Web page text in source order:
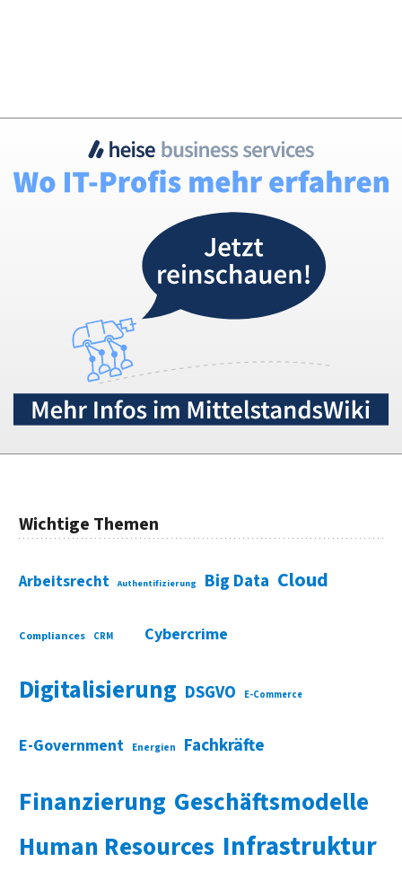
Wichtige Themen
Arbeitsrecht Authentifizierung Big Data Cloud
Compliances CRM Cybercrime
Digitalisierung DSGVO E-Commerce
E-Government Energien Fachkräfte
Finanzierung Geschäftsmodelle
Human Resources Infrastruktur